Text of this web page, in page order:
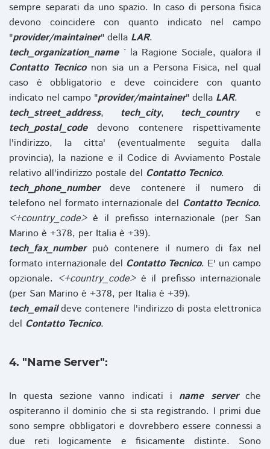
sempre separati da uno spazio. In caso di persona fisica
devono coincidere con quanto indicato nel campo
"provider/maintainer" della LAR.
tech_organization_name` la Ragione Sociale, qualora il
Contatto Tecniconon sia un a Persona Fisica, nel qual
caso è obbligatorio e deve coincidere con quanto
indicato nel campo "provider/maintainer" della LAR.
tech_street_address, tech_city, tech_countrye
tech_postal_codedevono contenere rispettivamente
l'indirizzo, la citta' (eventualmente seguita dalla
provincia), la nazione e il Codice di Avviamento Postale
relativo all'indirizzo postale del Contatto Tecnico.
tech_phone_numberdeve contenere il numero di
telefono nel formato internazionale del Contatto Tecnico.
<+country_code>è il prefisso internazionale (per San
Marino è +378, per Italia è +39).
tech_fax_numberpuò contenere il numero di fax nel
formato internazionale del Contatto Tecnico. E' un campo
opzionale. <+country_code>è il prefisso internazionale
(per San Marino è +378, per Italia è +39).
tech_emaildeve contenere l'indirizzo di posta elettronica
del Contatto Tecnico.
4. "Name Server":
In questa sezione vanno indicati i name serverche
ospiteranno il dominio che si sta registrando. I primi due
sono sempre obbligatori e dovrebbero essere connessi a
due reti logicamente e fisicamente distinte. Sono